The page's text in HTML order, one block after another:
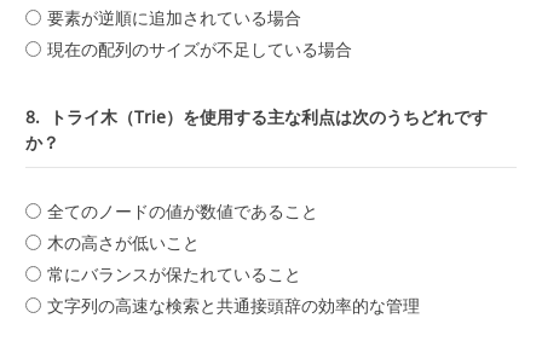
要素が逆順に追加されている場合
現在の配列のサイズが不足している場合
8.
トライ木（Trie）を使用する主な利点は次のうちどれです
か？
全てのノードの値が数値であること
木の高さが低いこと
常にバランスが保たれていること
文字列の高速な検索と共通接頭辞の効率的な管理